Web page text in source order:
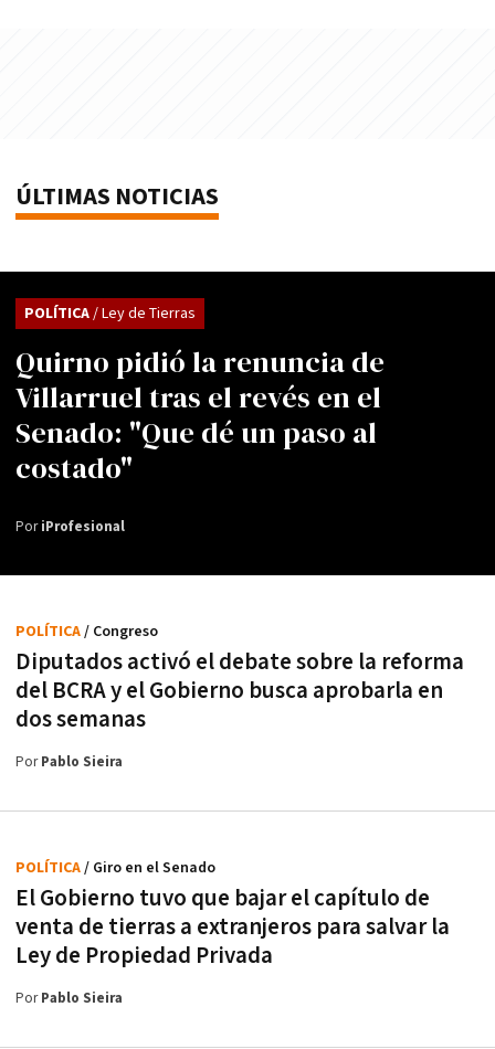
ÚLTIMAS NOTICIAS
Quirno pidió la renuncia de
Villarruel tras el revés en el
Senado: "Que dé un paso al
costado"
POLÍTICA/ Ley de Tierras
PoriProfesional
Diputados activó el debate sobre la reforma
del BCRA y el Gobierno busca aprobarla en
dos semanas
POLÍTICA/ Congreso
PorPablo Sieira
El Gobierno tuvo que bajar el capítulo de
venta de tierras a extranjeros para salvar la
Ley de Propiedad Privada
POLÍTICA/ Giro en el Senado
PorPablo Sieira